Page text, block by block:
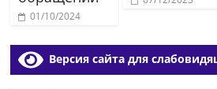
01/10/2024
Версия сайта для